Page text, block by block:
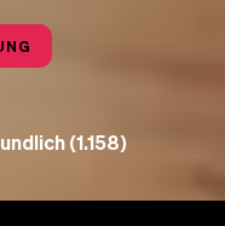
(1.158)